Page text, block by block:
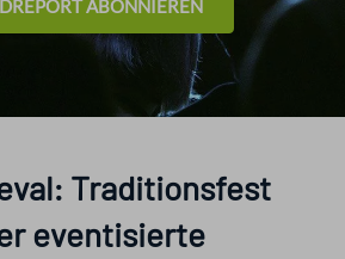
ABONNIEREN
Traditionsfest
eventisierte